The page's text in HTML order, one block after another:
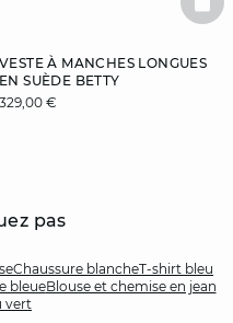
VESTE À MANCHES LONGUES
EN SUÈDE BETTY
329,00 €
pas
Chaussure blancheT-shirt bleu
bleueBlouse et chemise en jean
vert